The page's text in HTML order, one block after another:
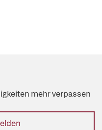
mehr verpassen